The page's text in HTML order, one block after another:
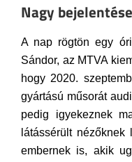
Nagy
A nap rögtön egy
Sándor, az MTVA
hogy 2020.
gyártású műsorát
pedig igyekeznek
látássérült
embernek is, akik